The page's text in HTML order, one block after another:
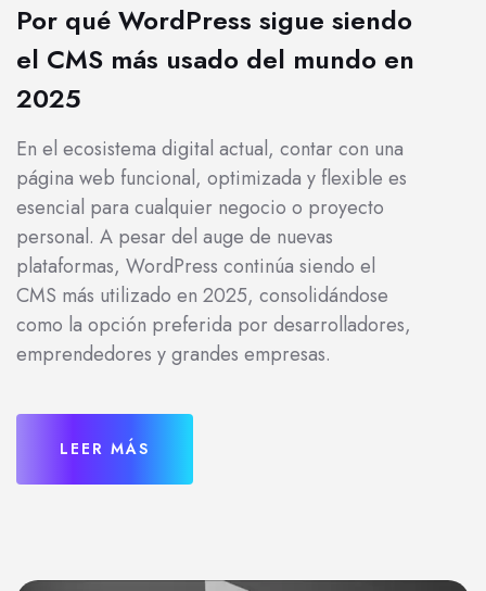
Por qué WordPress sigue siendo
el CMS más usado del mundo en
2025
En el ecosistema digital actual, contar con una
página web funcional, optimizada y flexible es
esencial para cualquier negocio o proyecto
personal. A pesar del auge de nuevas
plataformas, WordPress continúa siendo el
CMS más utilizado en 2025, consolidándose
como la opción preferida por desarrolladores,
emprendedores y grandes empresas.
LEER MÁS